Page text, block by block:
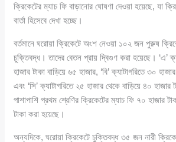
ক্রিকেটের ম্যাচ ফি বাড়ানোর ঘোষণা দেওয়া হয়েছে, যা
বার্তা হিসেবে দেখা হচ্ছে।
বর্তমানে ঘরোয়া ক্রিকেটে অংশ নেওয়া ১০২ জন পুরুষ
চুক্তিবদ্ধ। তাদের বেতন প্রায় দ্বিগুণ করা হয়েছে। ‘এ’
হাজার টাকা বাড়িয়ে ৬৫ হাজার, ‘বি’ ক্যাটাগরিতে ৩০
এবং ‘সি’ ক্যাটাগরিতে ২৫ হাজার থেকে বাড়িয়ে ৪০ হাজার
পাশাপাশি প্রথম শ্রেণির ক্রিকেটের ম্যাচ ফি ৭০ হাজার
টাকা করা হয়েছে।
অন্যদিকে, ঘরোয়া ক্রিকেটে চুক্তিবদ্ধ ৩৫ জন নারী